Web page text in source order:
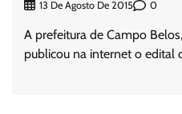
13 De Agosto De 2015 0
A prefeitura de Campo
publicou na internet o edital